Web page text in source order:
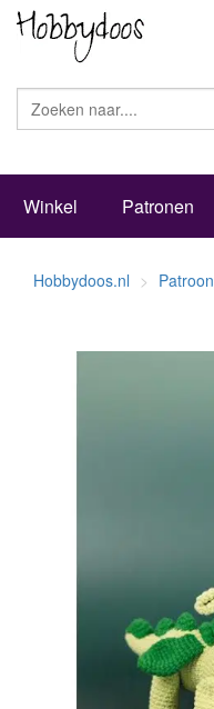
Winkel Patronen
Hobbydoos.nl Patroon